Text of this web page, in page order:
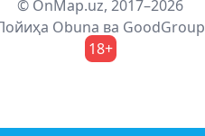
© OnMap.uz, 2017–2026
Obuna ва GoodGroup
18+